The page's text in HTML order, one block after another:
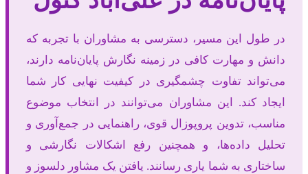
در طول این مسیر، دسترسی به مشاوران با تجربه که
دانش و مهارت کافی در زمینه نگارش پایان‌نامه دارند،
می‌تواند تفاوت چشمگیری در کیفیت نهایی کار شما
ایجاد کند. این مشاوران می‌توانند در انتخاب موضوع
مناسب، تدوین پروپوزال قوی، راهنمایی در جمع‌آوری و
تحلیل داده‌ها، و همچنین رفع اشکالات نگارشی و
ساختاری به شما یاری رسانند. یافتن یک مشاور دلسوز و